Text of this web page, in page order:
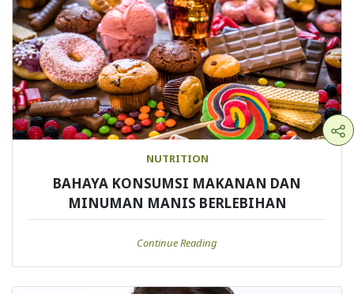
NUTRITION
BAHAYA KONSUMSI MAKANAN DAN
MINUMAN MANIS BERLEBIHAN
Continue Reading